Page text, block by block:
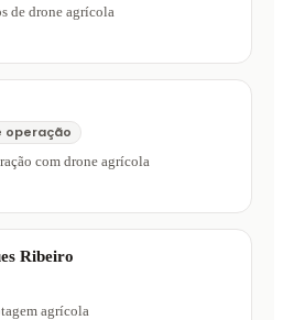
de drone agrícola
operação
com drone agrícola
Ribeiro
agrícola